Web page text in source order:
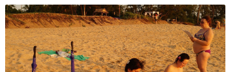
Поэтому выездные семинары - это не только
возможность посмотреть мир, но и прикоснуться к
самым энергоемким и легендарным местам нашей
планеты.